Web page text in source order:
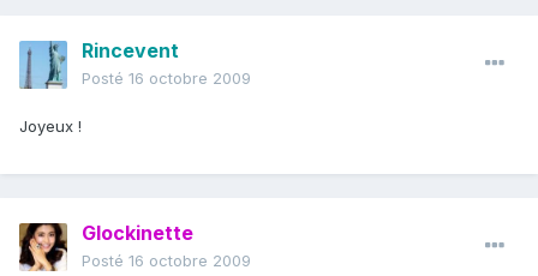
Rincevent
Posté 16 octobre 2009
Joyeux !
Glockinette
Posté 16 octobre 2009